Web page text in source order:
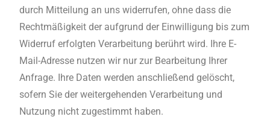
durch Mitteilung an uns widerrufen, ohne dass die
Rechtmäßigkeit der aufgrund der Einwilligung bis zum
Widerruf erfolgten Verarbeitung berührt wird. Ihre E-
Mail-Adresse nutzen wir nur zur Bearbeitung Ihrer
Anfrage. Ihre Daten werden anschließend gelöscht,
sofern Sie der weitergehenden Verarbeitung und
Nutzung nicht zugestimmt haben.